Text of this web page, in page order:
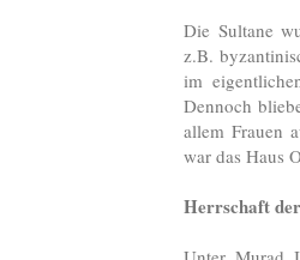
Die Sultane
z.B.
im
Dennoch
allem Frauen
war das Haus
Herrschaft